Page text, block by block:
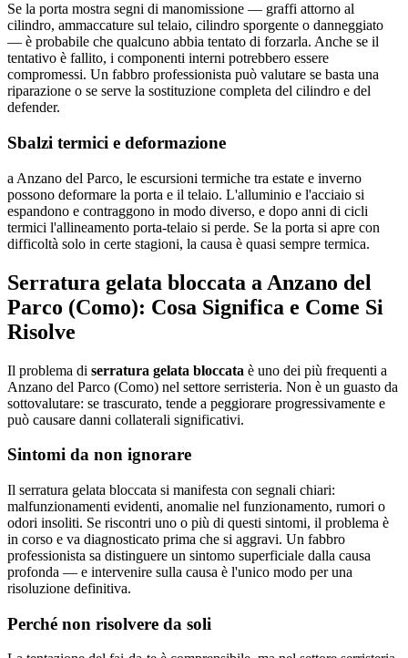
Se la porta mostra segni di manomissione — graffi attorno al
cilindro, ammaccature sul telaio, cilindro sporgente o danneggiato
— è probabile che qualcuno abbia tentato di forzarla. Anche se il
tentativo è fallito, i componenti interni potrebbero essere
compromessi. Un fabbro professionista può valutare se basta una
riparazione o se serve la sostituzione completa del cilindro e del
defender.
Sbalzi termici e deformazione
a Anzano del Parco, le escursioni termiche tra estate e inverno
possono deformare la porta e il telaio. L'alluminio e l'acciaio si
espandono e contraggono in modo diverso, e dopo anni di cicli
termici l'allineamento porta-telaio si perde. Se la porta si apre con
difficoltà solo in certe stagioni, la causa è quasi sempre termica.
Serratura gelata bloccata a Anzano del
Parco (Como): Cosa Significa e Come Si
Risolve
Il problema di serratura gelata bloccata è uno dei più frequenti a
Anzano del Parco (Como) nel settore serristeria. Non è un guasto da
sottovalutare: se trascurato, tende a peggiorare progressivamente e
può causare danni collaterali significativi.
Sintomi da non ignorare
Il serratura gelata bloccata si manifesta con segnali chiari:
malfunzionamenti evidenti, anomalie nel funzionamento, rumori o
odori insoliti. Se riscontri uno o più di questi sintomi, il problema è
in corso e va diagnosticato prima che si aggravi. Un fabbro
professionista sa distinguere un sintomo superficiale dalla causa
profonda — e intervenire sulla causa è l'unico modo per una
risoluzione definitiva.
Perché non risolvere da soli